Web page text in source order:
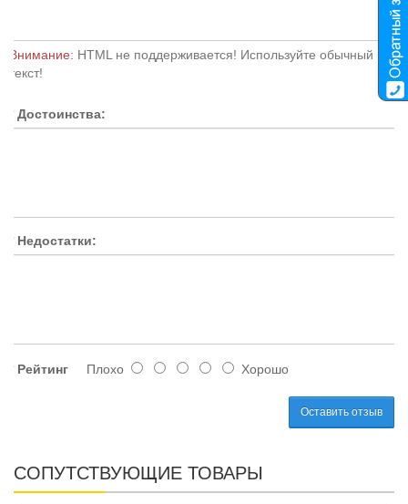
Внимание: HTML не поддерживается! Используйте обычный
текст!
Достоинства:
Недостатки:
Рейтинг Плохо Хорошо
Оставить отзыв
СОПУТСТВУЮЩИЕ ТОВАРЫ